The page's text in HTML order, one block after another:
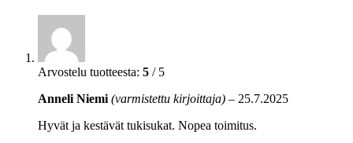
Arvostelu tuotteesta: 5 / 5
Anneli Niemi (varmistettu kirjoittaja) – 25.7.2025
Hyvät ja kestävät tukisukat. Nopea toimitus.